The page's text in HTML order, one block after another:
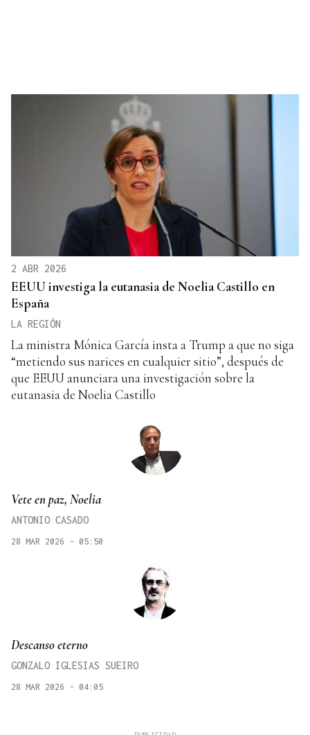
2 ABR 2026
EEUU investiga la eutanasia de Noelia Castillo en
España
LA REGIÓN
La ministra Mónica García insta a Trump a que no siga
“metiendo sus narices en cualquier sitio”, después de
que EEUU anunciara una investigación sobre la
eutanasia de Noelia Castillo
Vete en paz, Noelia
ANTONIO CASADO
28 MAR 2026 - 05:50
Descanso eterno
GONZALO IGLESIAS SUEIRO
28 MAR 2026 - 04:05